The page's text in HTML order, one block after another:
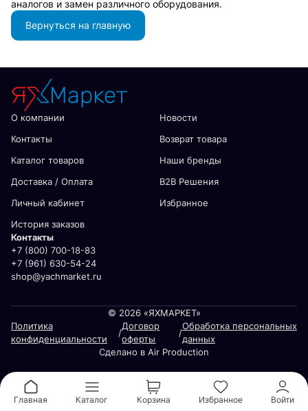
аналогов и замен различного оборудования.
Вернуться на главную
О компании
Новости
Контакты
Возврат товара
Каталог товаров
Наши бренды
Доставка / Оплата
В2В Решения
Личный кабинет
Избранное
История заказов
Контакты
+7 (800) 700-18-83
+7 (961) 630-54-24
shop@yachmarket.ru
© 2026 «ЯХМАРКЕТ»
Политика
конфиденциальности
/
Договор
оферты
/
Обработка персональных
данных
Сделано в Air Production
Главная Каталог Корзина Избранное Войти